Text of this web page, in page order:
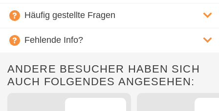
Häufig gestellte Fragen
Fehlende Info?
ANDERE BESUCHER HABEN SICH
AUCH FOLGENDES ANGESEHEN: